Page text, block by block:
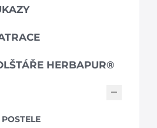
HERBAPUR®